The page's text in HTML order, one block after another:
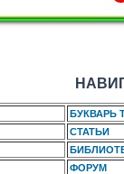
БУКВАРЬ
СТАТЬИ
ФОРУМ